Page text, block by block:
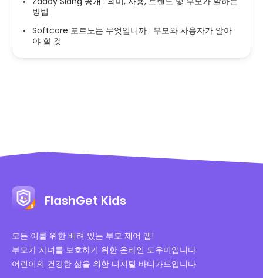
방법
Softcore 포르노는 무엇입니까 : 부모와 사용자가 알아
야 할 것
FlashGet Kids
모든 이를 위한 배려 있는 부모 제어 앱!
부모가 자녀를 보호하기 위한 온라인 도우미입니다.
어린이의 건강한 삶을 위한 디지털 바디가드입니다.